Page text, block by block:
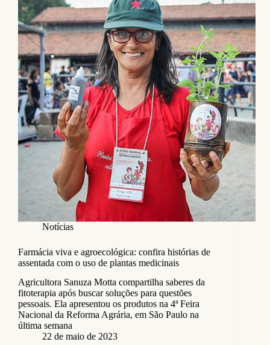
Notícias
Farmácia viva e agroecológica: confira histórias de
assentada com o uso de plantas medicinais
Agricultora Sanuza Motta compartilha saberes da
fitoterapia após buscar soluções para questões
pessoais. Ela apresentou os produtos na 4ª Feira
Nacional da Reforma Agrária, em São Paulo na
última semana
22 de maio de 2023